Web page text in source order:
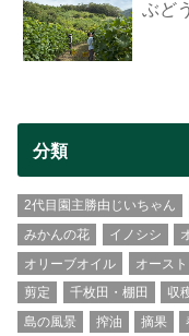
ぶど
分類
2代目園主勝由じいちゃん
みかんの花
イノシシ
オリーブオイル
オース
剪定
千枚田・棚田 収
島の風景
搾油 摘果